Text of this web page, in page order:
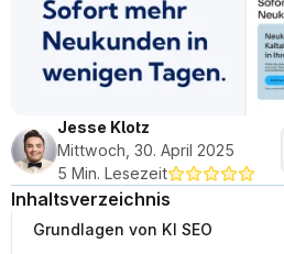
Jesse Klotz
Mittwoch, 30. April 2025
5 Min. Lesezeit
Inhaltsverzeichnis
Grundlagen von KI SEO